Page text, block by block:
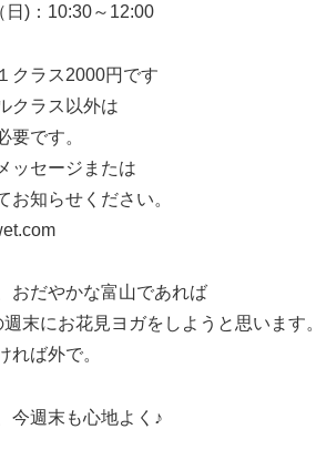
日)：10:30～12:00
クラス2000円です
クラス以外は
要です。
ッセージまたは
お知らせください。
おだやかな富山であれば
末にお花見ヨガをしようと思います。
れば外で。
今週末も心地よく♪